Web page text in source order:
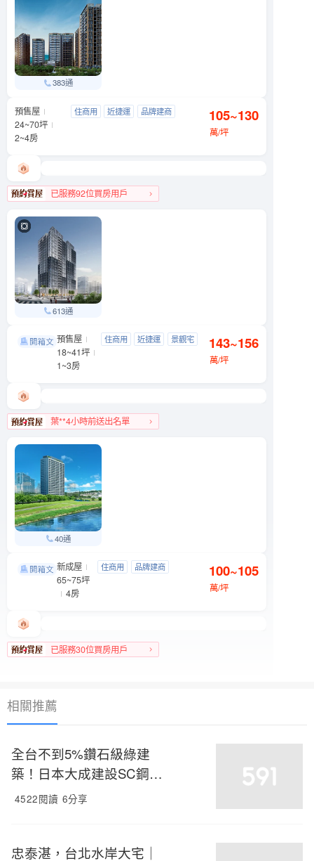
383通
元利四季莊園
文山區 木柵路一段290號
預售屋
24~70坪
2~4房
住商用 近捷運
品牌建商
105~130
萬/坪
已服務92位買房用戶
613通
吉祥．如藝信義區 基隆路一段89號
預售屋
18~41坪
1~3房
住商用 近捷運
景觀宅
143~156
萬/坪
葉**4小時前送出名單
40通
忠泰湛 文山區 木新路一段6號
新成屋
65~75坪
4房
住商用
品牌建商
100~105
萬/坪
已服務30位買房用戶
相關推薦
全台不到5%鑽石級綠建
築！日本大成建設SC鋼骨
精工打造 26層崗石美學地
4522閱讀 6分享
忠泰湛，台北水岸大宅｜